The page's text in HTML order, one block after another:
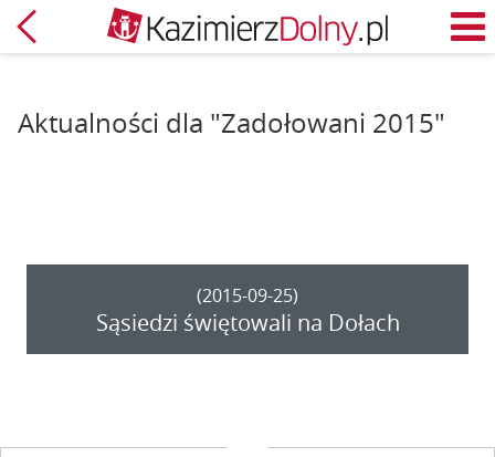
Powrót
Aktualności dla "Zadołowani 2015"
(2015-09-25)
Sąsiedzi świętowali na Dołach